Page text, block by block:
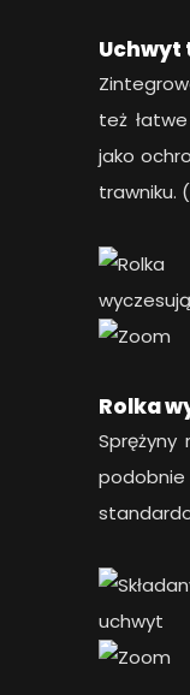
też
jako
trawniku.
Rolka